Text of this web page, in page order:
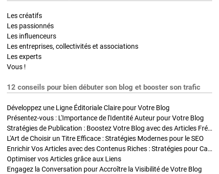
Les créatifs
Les passionnés
Les influenceurs
Les entreprises, collectivités et associations
Les experts
Vous !
12 conseils pour bien débuter son blog et booster son trafic
Développez une Ligne Éditoriale Claire pour Votre Blog
Présentez-vous : L'Importance de l'Identité Auteur pour Votre Blog
Stratégies de Publication : Boostez Votre Blog avec des Articles Fréquents et Exclusifs
L'Art de Choisir un Titre Efficace : Stratégies Modernes pour le SEO
Enrichir Vos Articles avec des Contenus Riches : Stratégies pour Captiver et Optimiser
Optimiser vos Articles grâce aux Liens
Engagez la Conversation pour Accroître la Visibilité de Votre Blog